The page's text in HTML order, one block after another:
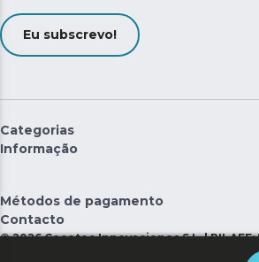
Eu subscrevo!
Categorias
Informação
Métodos de pagamento
Contacto
©2026 Cecotec Innovaciones S.L. | RII-AEE: